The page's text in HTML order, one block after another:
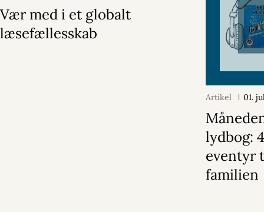
Vær med i et globalt
læsefællesskab
Artikel 01.
lydbog:
eventyr
familien